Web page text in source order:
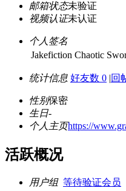
邮箱状态未验证
视频认证未认证
个人签名
Jakefiction Chaotic
统计信息 好友数 0 |回
性别保密
生日-
个人主页https://
活跃概况
用户组 等待验证会员